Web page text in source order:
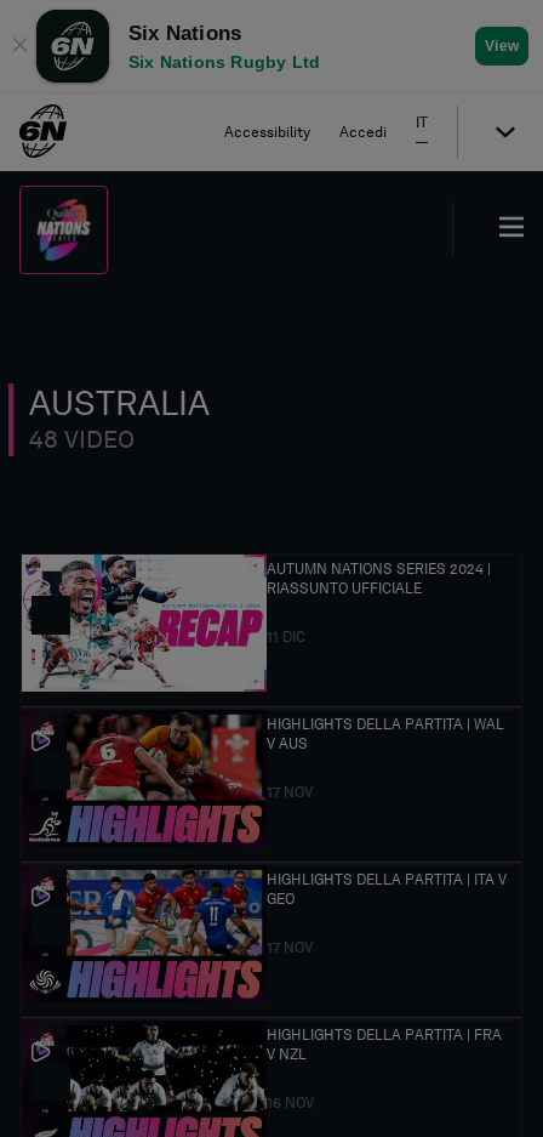
✕
Six Nations
Six Nations Rugby Ltd
View
Accessibility Accedi
IT
AUSTRALIA
48 VIDEO
AUTUMN NATIONS SERIES 2024 |
RIASSUNTO UFFICIALE
11 DIC
HIGHLIGHTS DELLA PARTITA | WAL
V AUS
17 NOV
HIGHLIGHTS DELLA PARTITA | ITA V
GEO
17 NOV
HIGHLIGHTS DELLA PARTITA | FRA
V NZL
16 NOV